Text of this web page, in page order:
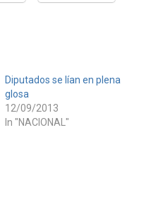
Diputados se lían en plena
glosa
12/09/2013
In "NACIONAL"